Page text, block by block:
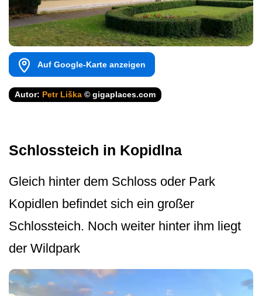
Auf Google-Karte anzeigen
Autor: Petr Liška © gigaplaces.com
Schlossteich in Kopidlna
Gleich hinter dem Schloss oder Park
Kopidlen befindet sich ein großer
Schlossteich. Noch weiter hinter ihm liegt
der Wildpark